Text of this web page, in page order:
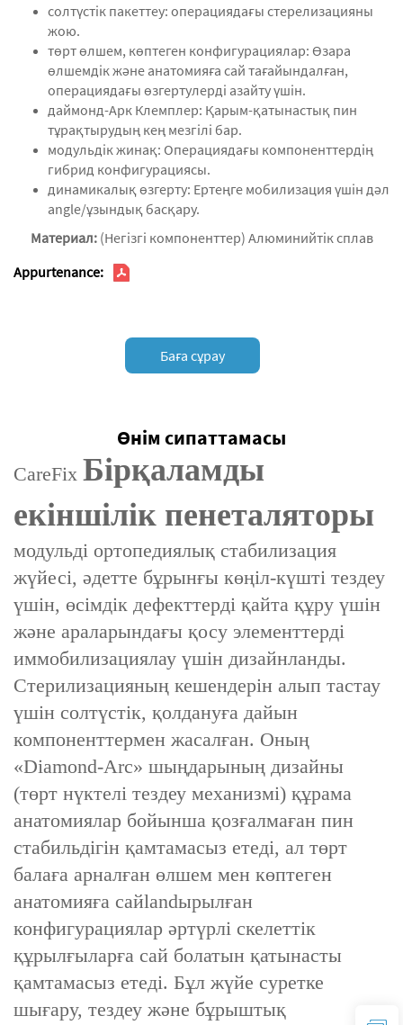
солтүстік пакеттеу: операциядағы стерелизацияны
жою.
төрт өлшем, көптеген конфигурациялар: Өзара
өлшемдік және анатомияға сай тағайындалған,
операциядағы өзгертулерді азайту үшін.
даймонд-Арк Клемплер: Қарым-қатынастық пин
тұрақтырудың кең мезгілі бар.
модульдік жинақ: Операциядағы компоненттердің
гибрид конфигурациясы.
динамикалық өзгерту: Ертеңге мобилизация үшін дәл
angle/ұзындық басқару.
Материал: (Негізгі компоненттер) Алюминийтік сплав
Appurtenance:
Баға сұрау
Өнім сипаттамасы
CareFix Бірқаламды
екіншілік пенеталяторы
модульді ортопедиялық стабилизация
жүйесі, әдетте бұрынғы көңіл-күшті тездеу
үшін, өсімдік дефекттерді қайта құру үшін
және араларындағы қосу элементтерді
иммобилизациялау үшін дизайнланды.
Стерилизацияның кешендерін алып тастау
үшін солтүстік, қолдануға дайын
компоненттермен жасалған. Оның
«Diamond-Arc» шыңдарының дизайны
(төрт нүктелі тездеу механизмі) құрама
анатомиялар бойынша қозғалмаған пин
стабильдігін қамтамасыз етеді, ал төрт
балаға арналған өлшем мен көптеген
анатомияға сайlandырылған
конфигурациялар әртүрлі скелеттік
құрылғыларға сай болатын қатынасты
қамтамасыз етеді. Бұл жүйе суретке
шығару, тездеу және бұрыштық